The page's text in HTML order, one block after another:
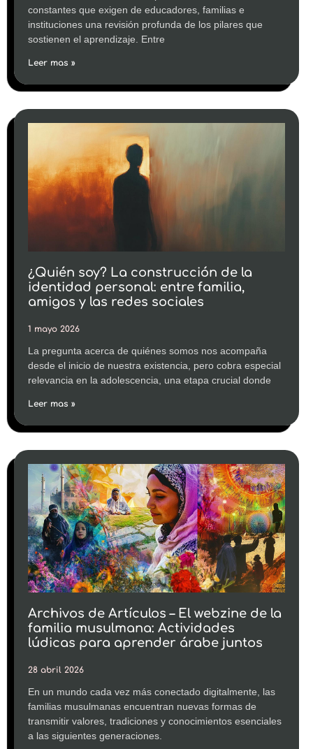
constantes que exigen de educadores, familias e
instituciones una revisión profunda de los pilares que
sostienen el aprendizaje. Entre
Leer mas »
¿Quién soy? La construcción de la
identidad personal: entre familia,
amigos y las redes sociales
1 mayo 2026
La pregunta acerca de quiénes somos nos acompaña
desde el inicio de nuestra existencia, pero cobra especial
relevancia en la adolescencia, una etapa crucial donde
Leer mas »
Archivos de Artículos – El webzine de la
familia musulmana: Actividades
lúdicas para aprender árabe juntos
28 abril 2026
En un mundo cada vez más conectado digitalmente, las
familias musulmanas encuentran nuevas formas de
transmitir valores, tradiciones y conocimientos esenciales
a las siguientes generaciones.